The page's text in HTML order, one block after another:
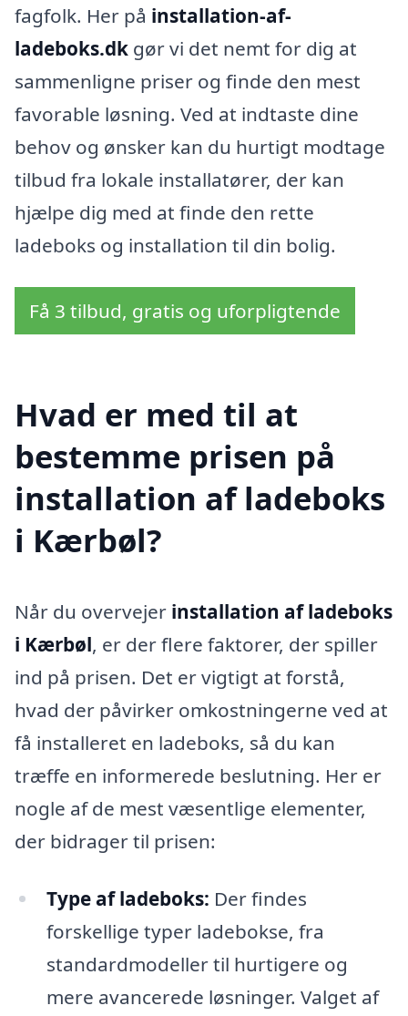
fagfolk. Her på installation-af-
ladeboks.dk gør vi det nemt for dig at
sammenligne priser og finde den mest
favorable løsning. Ved at indtaste dine
behov og ønsker kan du hurtigt modtage
tilbud fra lokale installatører, der kan
hjælpe dig med at finde den rette
ladeboks og installation til din bolig.
Få 3 tilbud, gratis og uforpligtende
Hvad er med til at
bestemme prisen på
installation af ladeboks
i Kærbøl?
Når du overvejer installation af ladeboks
i Kærbøl, er der flere faktorer, der spiller
ind på prisen. Det er vigtigt at forstå,
hvad der påvirker omkostningerne ved at
få installeret en ladeboks, så du kan
træffe en informerede beslutning. Her er
nogle af de mest væsentlige elementer,
der bidrager til prisen:
Type af ladeboks: Der findes
forskellige typer ladebokse, fra
standardmodeller til hurtigere og
mere avancerede løsninger. Valget af